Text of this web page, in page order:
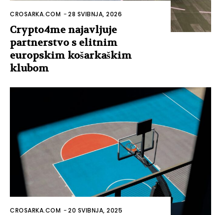
CROSARKA.COM -28 SVIBNJA, 2026
Crypto4me najavljuje
partnerstvo s elitnim
europskim košarkaškim
klubom
CROSARKA.COM -20 SVIBNJA, 2025